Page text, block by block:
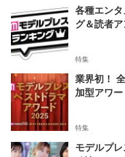
各種エン
グ＆読者
特集
業界初！
加型アワー
特集
モデルプ